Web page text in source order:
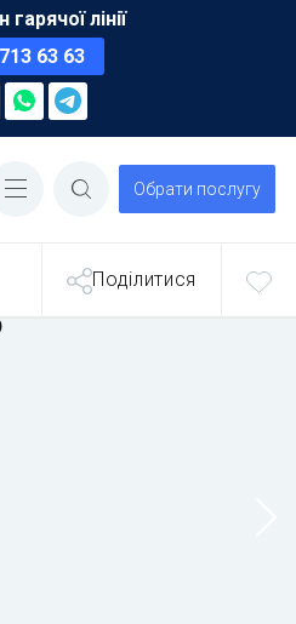
лінії
63 63
Обрати послугу
Поділитися